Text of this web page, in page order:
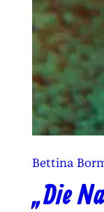
Bettina
„Die